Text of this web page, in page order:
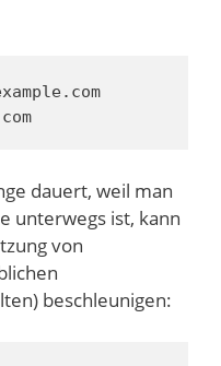
dauert, weil man
unterwegs ist, kann
von
beschleunigen: